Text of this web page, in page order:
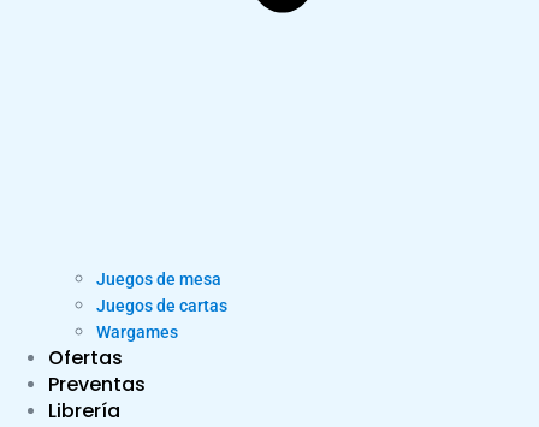
Juegos de mesa
Juegos de cartas
Wargames
Ofertas
Preventas
Librería